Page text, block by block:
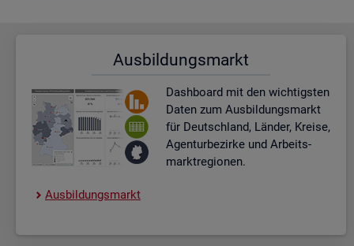
Aus­bil­dungs­markt
Dash­board mit den wich­tigs­ten
Daten zum Aus­bil­dungs­markt
für Deutsch­land, Län­der, Krei­se,
Agen­tur­be­zir­ke und Ar­beits­
markt­re­gio­nen.
Aus­bil­dungs­markt